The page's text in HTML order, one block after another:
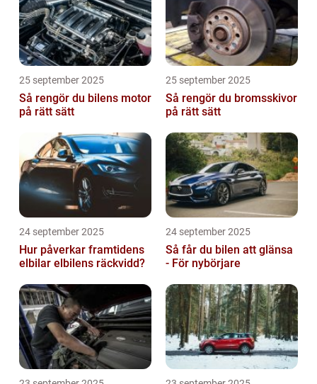
25 september 2025
Så rengör du bilens motor
på rätt sätt
25 september 2025
Så rengör du bromsskivor
på rätt sätt
24 september 2025
Hur påverkar framtidens
elbilar elbilens räckvidd?
24 september 2025
Så får du bilen att glänsa
- För nybörjare